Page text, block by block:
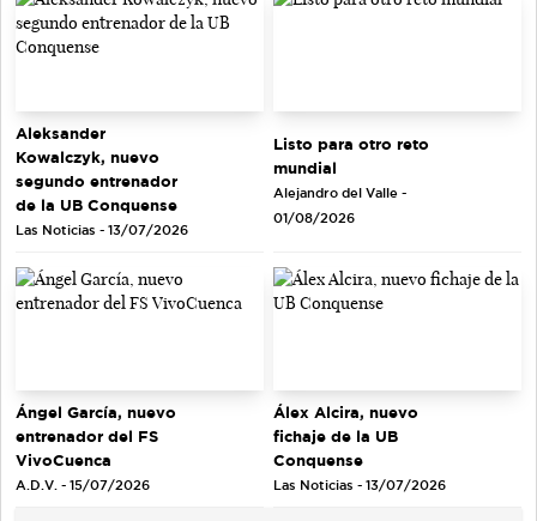
Aleksander
Kowalczyk, nuevo
segundo entrenador
de la UB Conquense
Las Noticias - 13/07/2026
Listo para otro reto
mundial
Alejandro del Valle -
01/08/2026
Ángel García, nuevo
entrenador del FS
VivoCuenca
A.D.V. - 15/07/2026
Álex Alcira, nuevo
fichaje de la UB
Conquense
Las Noticias - 13/07/2026